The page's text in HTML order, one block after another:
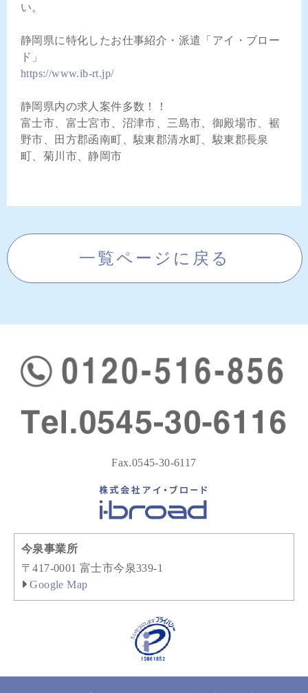
い。
静岡県に特化したお仕事紹介・派遣「アイ・ブロー
ド」
https://www.ib-rt.jp/
静岡県内の求人案件多数！！
富士市、富士宮市、沼津市、三島市、御殿場市、裾
野市、田方郡函南町、駿東郡清水町、駿東郡長泉
町、菊川市、静岡市
一覧ページに戻る
Fax.0545-30-6117
今泉事業所
〒417-0001 富士市今泉339-1
Google Map